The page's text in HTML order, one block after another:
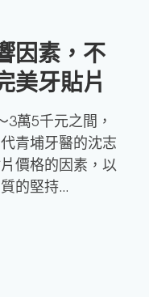
因素，不
美牙貼片
3萬5千元之間，
青埔牙醫的沈志
價格的因素，以
的堅持…